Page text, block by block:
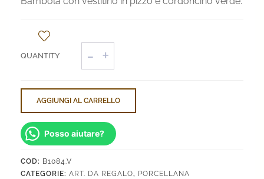
Vestitino
Cordoncino
quantità
AGGIUNGI AL CARRELLO
Posso aiutare?
COD: B1084.V
CATEGORIE: ART. DA REGALO, PORCELLANA